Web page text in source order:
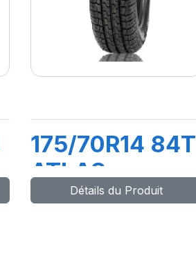
175/70R14 84T
ATLAS
Détails du Produit